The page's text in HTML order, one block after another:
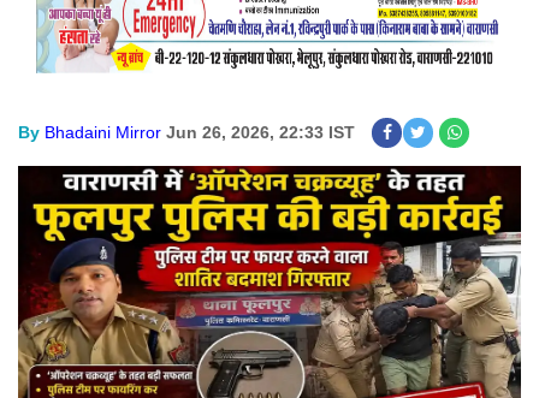
By Bhadaini Mirror Jun 26, 2026, 22:33 IST